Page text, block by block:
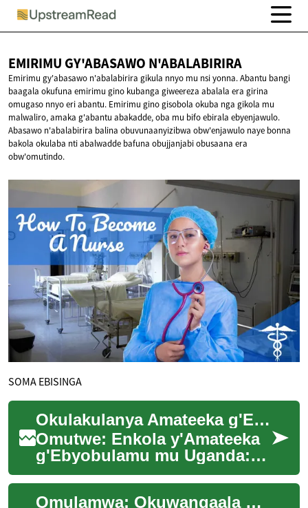
EMIRIMU GY'ABASAWO N'ABALABIRIRA
Emirimu gy'abasawo n'abalabirira gikula nnyo mu nsi yonna. Abantu bangi
baagala okufuna emirimu gino kubanga giweereza abalala era girina
omugaso nnyo eri abantu. Emirimu gino gisobola okuba nga gikola mu
malwaliro, amaka g'abantu abakadde, oba mu bifo ebirala ebyenjawulo.
Abasawo n'abalabirira balina obuvunaanyizibwa obw'enjawulo naye bonna
bakola okulaba nti abalwadde bafuna obujjanjabi obusaana era
obw'omutindo.
SOMA EBISINGA
Okulakulanya Amateeka g'Ebyobulamu mu Uganda
Omutwe: Enkola y'Amateeka
g'Ebyobulamu mu Uganda:
Ebizibu n'Ebisulubavu
Ennyanjula: Okulakulanya
Omulamwa: Okuwangaala mu Nsi y'Emirimu Egikola Amangu